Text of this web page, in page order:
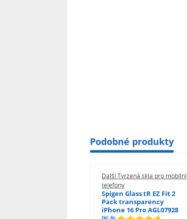
Podobné produkty
Další Tvrzená skla pro mobilní
telefony
Spigen Glass tR EZ Fit 2
Pack transparency
iPhone 16 Pro AGL07928